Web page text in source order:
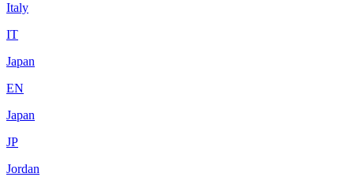
Italy
IT
Japan
EN
Japan
JP
Jordan